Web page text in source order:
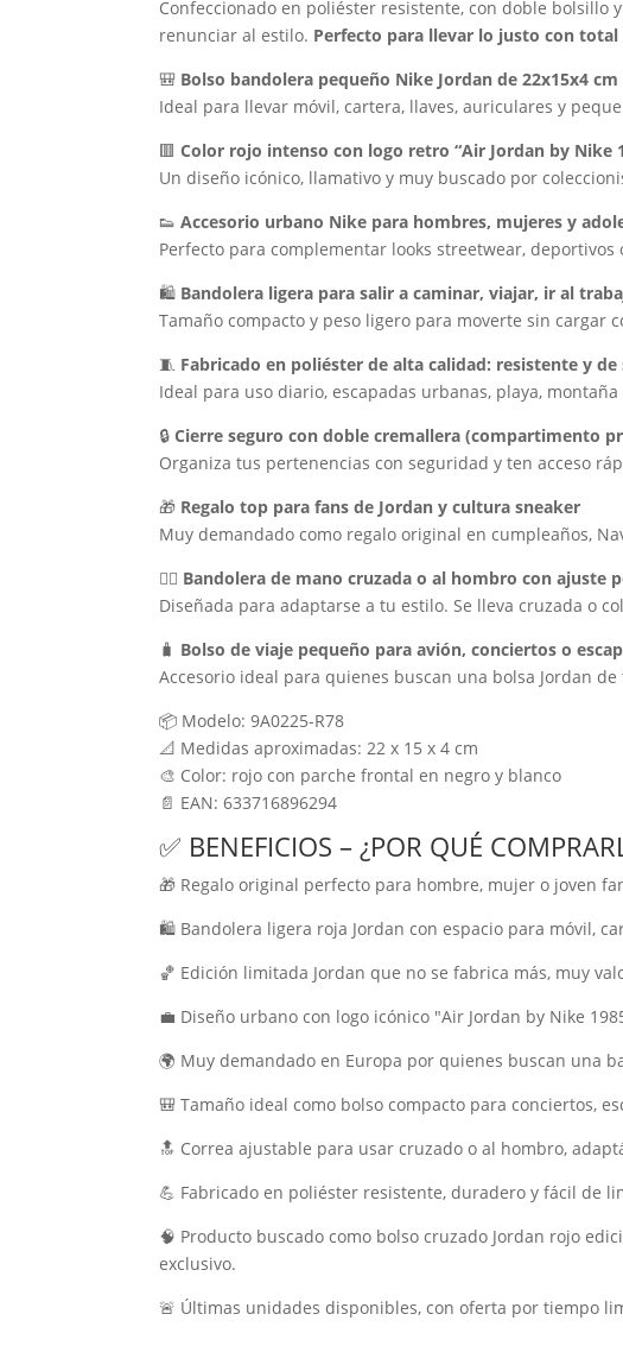
Confeccionado en poliéster resistente, con doble
renunciar al estilo. Perfecto para llevar lo justo con
🎒 Bolso bandolera pequeño Nike Jordan de 22x15x4
Ideal para llevar móvil, cartera, llaves, auriculares y
🟥Color rojo intenso con logo retro “Air Jordan by Nike
Un diseño icónico, llamativo y muy buscado por
👟Accesorio urbano Nike para hombres, mujeres y
Perfecto para complementar looks streetwear,
🛍️ Bandolera ligera para salir a caminar, viajar, ir al
Tamaño compacto y peso ligero para moverte sin cargar
🧵 Fabricado en poliéster de alta calidad: resistente y de
Ideal para uso diario, escapadas urbanas, playa,
🔒Cierre seguro con doble cremallera (compartimento
Organiza tus pertenencias con seguridad y ten acceso
🎁 Regalo top para fans de Jordan y cultura sneaker
Muy demandado como regalo original en cumpleaños,
🚶‍♀️ Bandolera de mano cruzada o al hombro con ajuste
Diseñada para adaptarse a tu estilo. Se lleva cruzada o
🧳 Bolso de viaje pequeño para avión, conciertos o
Accesorio ideal para quienes buscan una bolsa Jordan
📦 Modelo: 9A0225-R78
📐 Medidas aproximadas: 22 x 15 x 4 cm
🎨 Color: rojo con parche frontal en negro y blanco
📄 EAN: 633716896294
✅ BENEFICIOS – ¿POR QUÉ
🎁 Regalo original perfecto para hombre, mujer o joven
🛍️ Bandolera ligera roja Jordan con espacio para móvil,
🏀 Edición limitada Jordan que no se fabrica más, muy
💼 Diseño urbano con logo icónico "Air Jordan by Nike
🌍 Muy demandado en Europa por quienes buscan una
🎒 Tamaño ideal como bolso compacto para conciertos,
🔝 Correa ajustable para usar cruzado o al hombro,
💪 Fabricado en poliéster resistente, duradero y fácil de
🧠 Producto buscado como bolso cruzado Jordan rojo
exclusivo.
🚨 Últimas unidades disponibles, con oferta por tiempo